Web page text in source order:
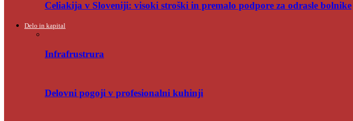
Celiakija v Sloveniji: visoki stroški in premalo podpore za odrasle bolnike
Delo in kapital
Infrafrustrura
Delovni pogoji v profesionalni kuhinji